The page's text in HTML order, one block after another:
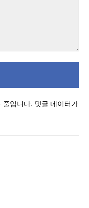
줄입니다. 댓글 데이터가